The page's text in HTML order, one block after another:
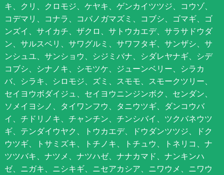
キ、クリ、クロモジ、ケヤキ、ゲンカイツツジ、コウゾ、
コデマリ、コナラ、コバノガマズミ、コブシ、ゴマギ、ゴ
ンズイ、サイカチ、ザクロ、サトウカエデ、サラサドウダ
ン、サルスベリ、サワグルミ、サワフタギ、サンザシ、サ
ンシュユ、サンショウ、シジミバナ、シダレヤナギ、シデ
コブシ、シナノキ、シモツケ、ジューンベリー、シラカ
バ、シラキ、シロモジ、ズミ、スモモ、スモークツリー、
セイヨウボダイジュ、セイヨウニンジンボク、センダン、
ソメイヨシノ、タイワンフウ、タニウツギ、ダンコウバ
イ、チドリノキ、チャンチン、チンシバイ、ツクバネウツ
ギ、テンダイウヤク、トウカエデ、ドウダンツツジ、ドク
ウツギ、トサミズキ、トチノキ、トチュウ、トネリコ、ナ
ツツバキ、ナツメ、ナツハゼ、ナナカマド、ナンキンハ
ゼ、ニガキ、ニシキギ、ニセアカシア、ニワウメ、ニワウ